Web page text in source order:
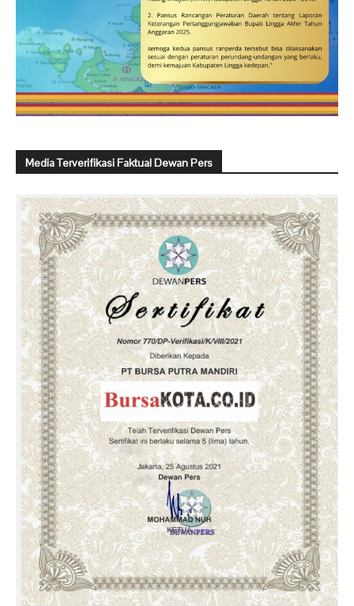
Media Terverifikasi Faktual Dewan Pers